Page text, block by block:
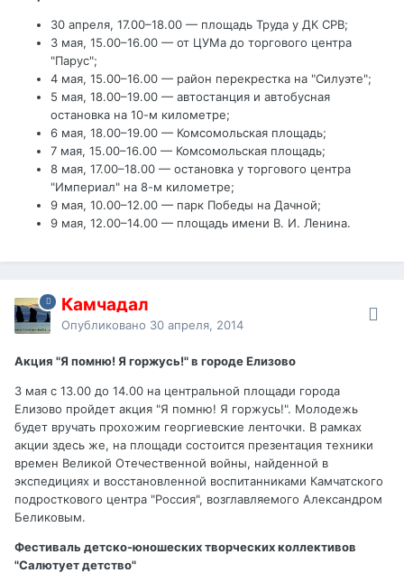
30 апреля, 17.00–18.00 — площадь Труда у ДК СРВ;
3 мая, 15.00–16.00 — от ЦУМа до торгового центра
"Парус";
4 мая, 15.00–16.00 — район перекрестка на "Силуэте";
5 мая, 18.00–19.00 — автостанция и автобусная
остановка на 10-м километре;
6 мая, 18.00–19.00 — Комсомольская площадь;
7 мая, 15.00–16.00 — Комсомольская площадь;
8 мая, 17.00–18.00 — остановка у торгового центра
"Империал" на 8-м километре;
9 мая, 10.00–12.00 — парк Победы на Дачной;
9 мая, 12.00–14.00 — площадь имени В. И. Ленина.
Камчадал
Опубликовано 30 апреля, 2014
Акция "Я помню! Я горжусь!" в городе Елизово
3 мая с 13.00 до 14.00 на центральной площади города
Елизово пройдет акция "Я помню! Я горжусь!". Молодежь
будет вручать прохожим георгиевские ленточки. В рамках
акции здесь же, на площади состоится презентация техники
времен Великой Отечественной войны, найденной в
экспедициях и восстановленной воспитанниками Камчатского
подросткового центра "Россия", возглавляемого Александром
Беликовым.
Фестиваль детско-юношеских творческих коллективов
"Салютует детство"